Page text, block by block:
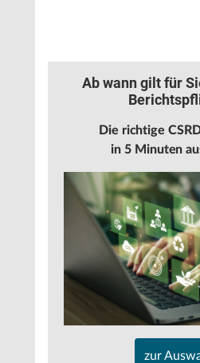
Ab wann gilt für
Die richtige
in 5 Minuten
zur